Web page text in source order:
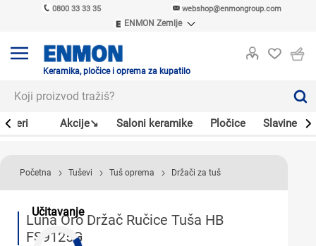
0800 33 33 35 webshop@enmongroup.com
ENMON Zemlje
ENMON MKD
Keramika, pločice i oprema za kupatilo
Akcije↘ Saloni keramike Pločice Slavine
Učitavanje
Početna Tuševi Tuš oprema Držači za tuš
Luna Oro Držač Ručice Tuša HB
FS9125G